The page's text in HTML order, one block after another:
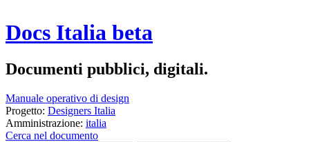
Docs Italia beta
Documenti pubblici, digitali.
Manuale operativo di design
Progetto: Designers Italia
Amministrazione: italia
Cerca nel documento